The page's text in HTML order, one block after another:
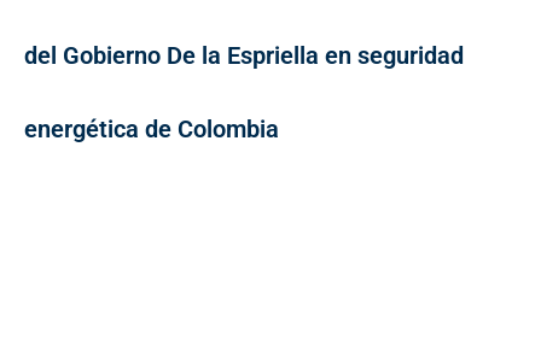
del Gobierno De la Espriella en seguridad
energética de Colombia